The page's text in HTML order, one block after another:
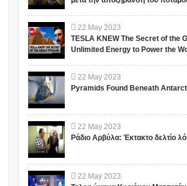
22 May 2023
TESLA KNEW The Secret of the
Unlimited Energy to Power the
22 May 2023
Pyramids Found Beneath
22 May 2023
Ράδιο Αρβύλα: Έκτακτο δελτίο
22 May 2023